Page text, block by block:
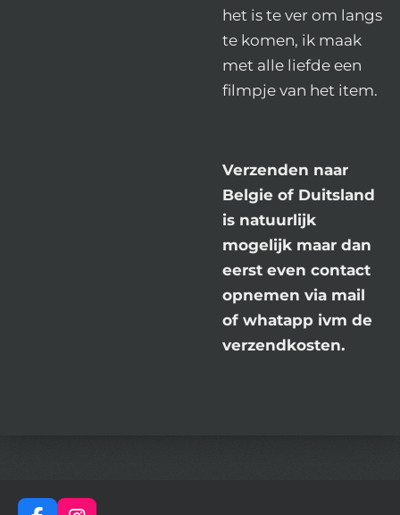
het is te ver om langs
te komen, ik maak
met alle liefde een
filmpje van het item.
Verzenden naar
Belgie of Duitsland
is natuurlijk
mogelijk maar dan
eerst even contact
opnemen via mail
of whatapp ivm de
verzendkosten.